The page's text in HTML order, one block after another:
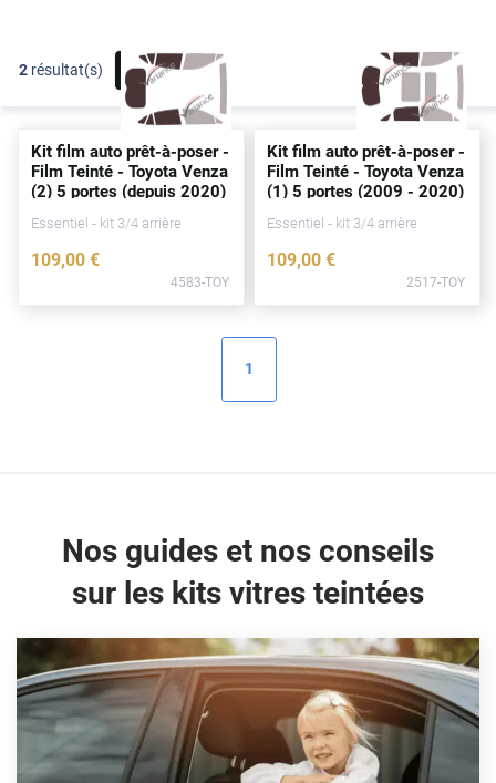
Hyundai
Land Rover
Mini
Skoda
Tesla
Toyota
Volkswagen
2 résultat(s) FILTRER
Kit film auto prêt-à-poser -
Film Teinté - Toyota Venza
(2) 5portes (depuis 2020)
Essentiel - kit 3/4 arrière
109,00 €
4583-TOY
Kit film auto prêt-à-poser -
Film Teinté - Toyota Venza
(1) 5portes (2009 - 2020)
Essentiel - kit 3/4 arrière
109,00 €
2517-TOY
1
Nos guides et nos conseils
sur les kits vitres teintées